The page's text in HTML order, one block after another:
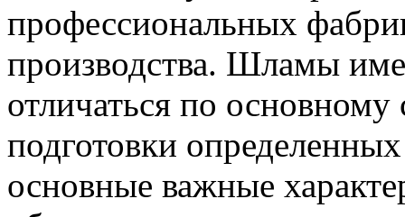
профессиональных
производства. Шламы
отличаться по основному
подготовки
основные важные